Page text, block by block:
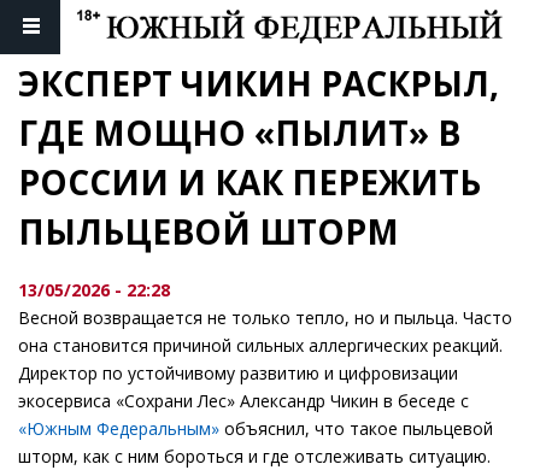
ЭКСПЕРТ ЧИКИН РАСКРЫЛ,
ГДЕ МОЩНО «ПЫЛИТ» В
РОССИИ И КАК ПЕРЕЖИТЬ
ПЫЛЬЦЕВОЙ ШТОРМ
13/05/2026 - 22:28
Весной возвращается не только тепло, но и пыльца. Часто
она становится причиной сильных аллергических реакций.
Директор по устойчивому развитию и цифровизации
экосервиса «Сохрани Лес» Александр Чикин в беседе с
«Южным Федеральным» объяснил, что такое пыльцевой
шторм, как с ним бороться и где отслеживать ситуацию.